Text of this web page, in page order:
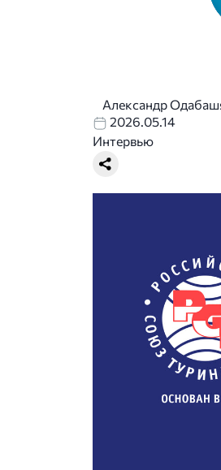
Александр
2026.05.14
Интервью